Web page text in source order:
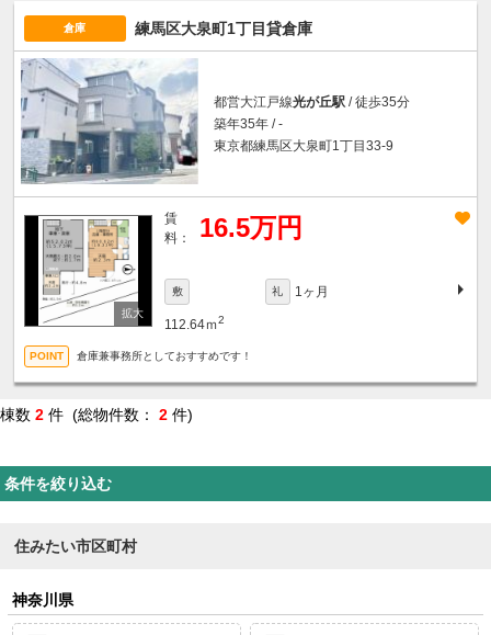
倉庫 練馬区大泉町1丁目貸倉庫
都営大江戸線光が丘駅 / 徒歩35分
築年35年 / -
東京都練馬区大泉町1丁目33-9
賃
料：
16.5万円
敷 礼 1ヶ月
112.64ｍ2
倉庫兼事務所としておすすめです！
棟数 2 件 (総物件数： 2 件)
条件を絞り込む
住みたい市区町村
神奈川県